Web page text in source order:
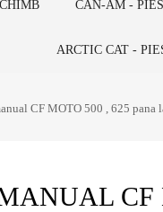
CAN-AM -
ARCTIC CAT -
CF MOTO 500 , 625 pana
CF